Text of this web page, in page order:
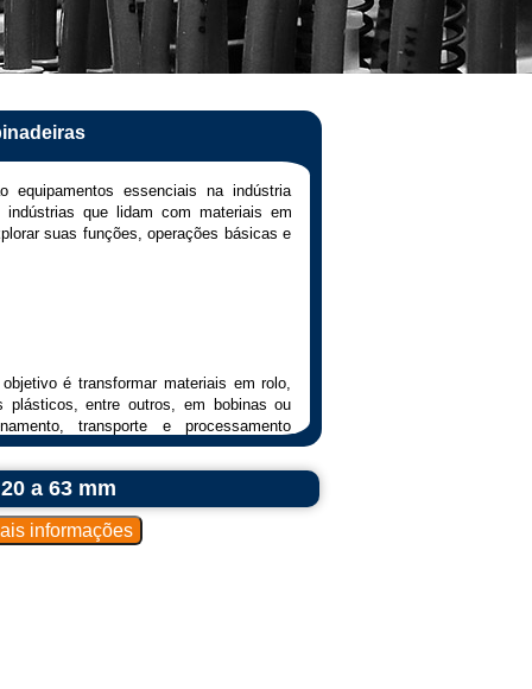
equipamentos essenciais na indústria
que lidam com materiais em
suas funções, operações básicas e
é transformar materiais em rolo,
entre outros, em bobinas ou
transporte e processamento
bobinas existentes para inspeção,
outro.
a 63 mm